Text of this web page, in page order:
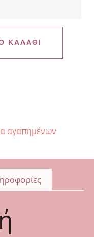
ΚΑΛΆΘΙ
αγαπημένων